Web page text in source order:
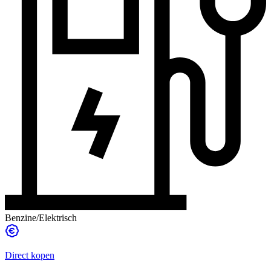
Benzine/Elektrisch
Direct kopen